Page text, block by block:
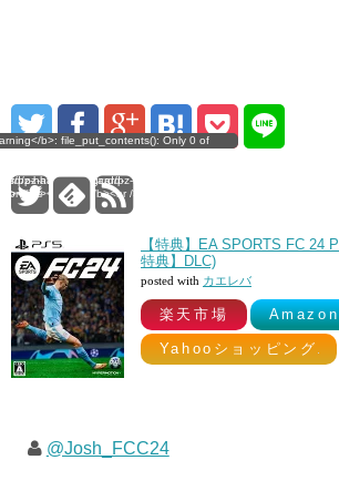
Only 0 of
pz-hatenablogcard-
/> 0
0
b>: file_put_contents(): Only 0 of
pz-hatenablogcard/pz-hatenablogcard-
on line <b>305</b><br /> 0
【特典】EA SPORTS FC 24
特典】DLC)
posted with カエレバ
楽天市場 Amazon
Yahooショッピング
@Josh_FCC24